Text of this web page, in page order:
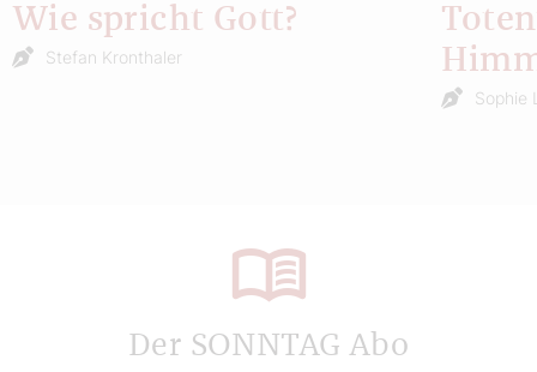
Wie spricht Gott?
Stefan Kronthaler
Sophie
Der SONNTAG Abo